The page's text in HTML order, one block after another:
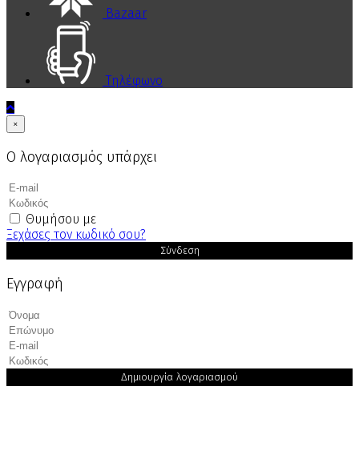
Bazaar
Τηλέφωνο
×
Ο λογαριασμός υπάρχει
Θυμήσου με
Ξεχάσες τον κωδικό σου?
Σύνδεση
Εγγραφή
Δημιουργία λογαριασμού